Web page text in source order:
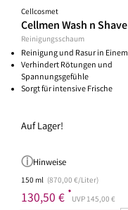
Cellcosmet
Cellmen Wash n Shave
Reinigungsschaum
Reinigung und Rasur in Einem
Verhindert Rötungen und
Spannungsgefühle
Sorgt für intensive Frische
Auf Lager!
Hinweise
150 ml (870,00 €/Liter)
130,50 € *UVP 145,00 €